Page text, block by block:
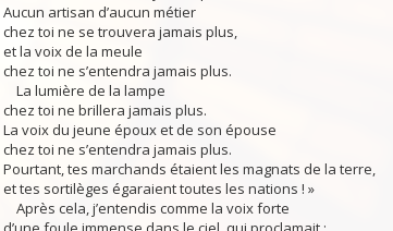
Aucun artisan d’aucun métier
chez toi ne se trouvera jamais plus,
et la voix de la meule
chez toi ne s’entendra jamais plus.
La lumière de la lampe
chez toi ne brillera jamais plus.
La voix du jeune époux et de son épouse
chez toi ne s’entendra jamais plus.
Pourtant, tes marchands étaient les magnats de la terre,
et tes sortilèges égaraient toutes les nations ! »
Après cela, j’entendis comme la voix forte